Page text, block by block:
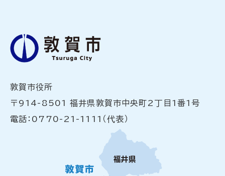
敦賀市役所
〒914-8501 福井県敦賀市中央町2丁目1番1号
電話：0770-21-1111（代表）